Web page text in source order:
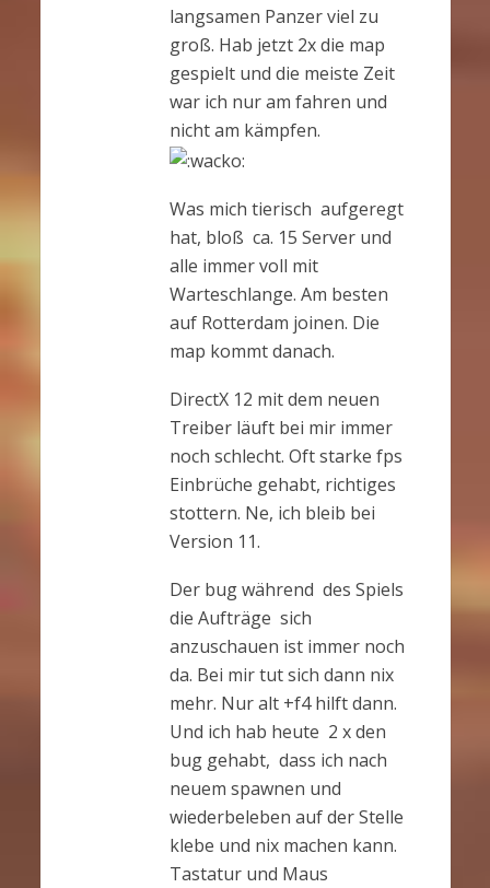
langsamen Panzer viel zu
groß. Hab jetzt 2x die map
gespielt und die meiste Zeit
war ich nur am fahren und
nicht am kämpfen.
Was mich tierisch aufgeregt
hat, bloß ca. 15 Server und
alle immer voll mit
Warteschlange. Am besten
auf Rotterdam joinen. Die
map kommt danach.
DirectX 12 mit dem neuen
Treiber läuft bei mir immer
noch schlecht. Oft starke fps
Einbrüche gehabt, richtiges
stottern. Ne, ich bleib bei
Version 11.
Der bug während des Spiels
die Aufträge sich
anzuschauen ist immer noch
da. Bei mir tut sich dann nix
mehr. Nur alt +f4 hilft dann.
Und ich hab heute 2 x den
bug gehabt, dass ich nach
neuem spawnen und
wiederbeleben auf der Stelle
klebe und nix machen kann.
Tastatur und Maus